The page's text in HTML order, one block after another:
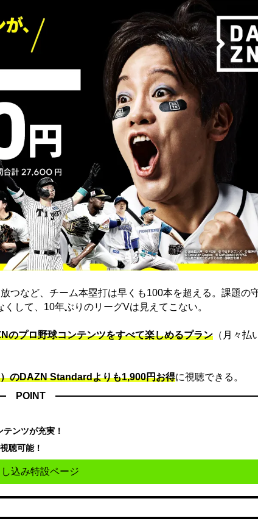
つなど、チーム本塁打は早くも100本を超える。課題の
して、10年ぶりのリーグVは見えてこない。
のプロ野球コンテンツをすべて楽しめるプラン （月々払
のDAZN Standard​よりも1,900円お得に視聴できる。
POINT
ンツが充実！
聴可能！
込み特設ページ